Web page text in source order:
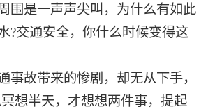
围是一声声尖叫，为什么有如此
?交通安全，你什么时候变得这
事故带来的惨剧，却无从下手，
想半天，才想想两件事，提起